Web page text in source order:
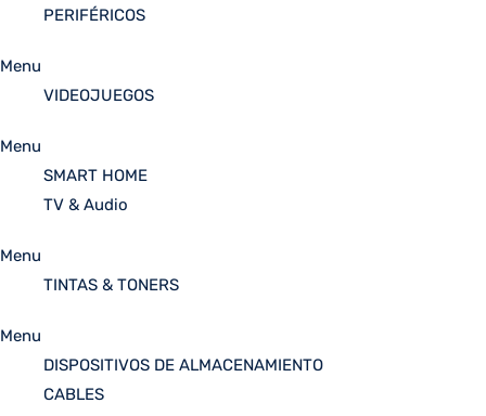
PERIFÉRICOS
Menu
VIDEOJUEGOS
Menu
SMART HOME
TV & Audio
Menu
TINTAS & TONERS
Menu
DISPOSITIVOS DE ALMACENAMIENTO
CABLES